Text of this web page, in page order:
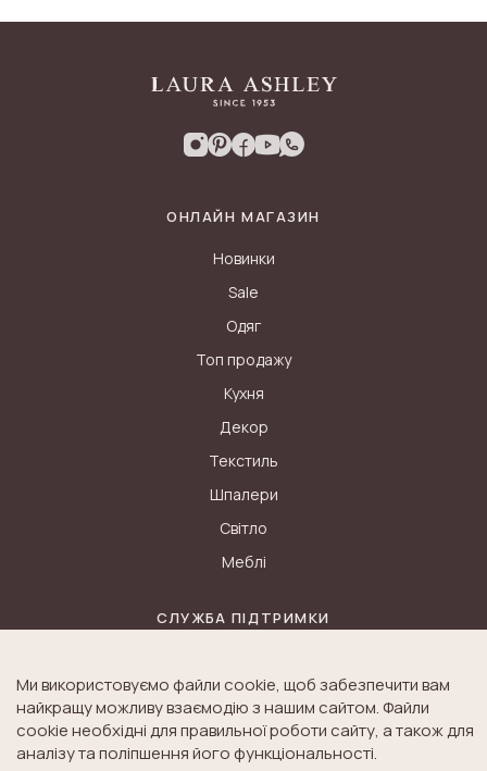
ОНЛАЙН МАГАЗИН
Новинки
Sale
Одяг
Топ продажу
Кухня
Декор
Текстиль
Шпалери
Світло
Меблі
СЛУЖБА ПІДТРИМКИ
Доставка
Дисконт
Оплата
Ми використовуємо файли cookie, щоб забезпечити вам
найкращу можливу взаємодію з нашим сайтом. Файли
cookie необхідні для правильної роботи сайту, а також для
аналізу та поліпшення його функціональності.